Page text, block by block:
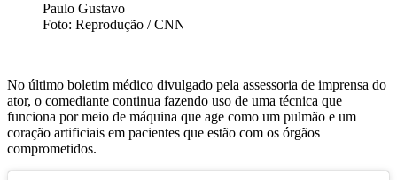
Paulo Gustavo
Foto: Reprodução / CNN
No último boletim médico divulgado pela assessoria de imprensa do
ator, o comediante continua fazendo uso de uma técnica que
funciona por meio de máquina que age como um pulmão e um
coração artificiais em pacientes que estão com os órgãos
comprometidos.